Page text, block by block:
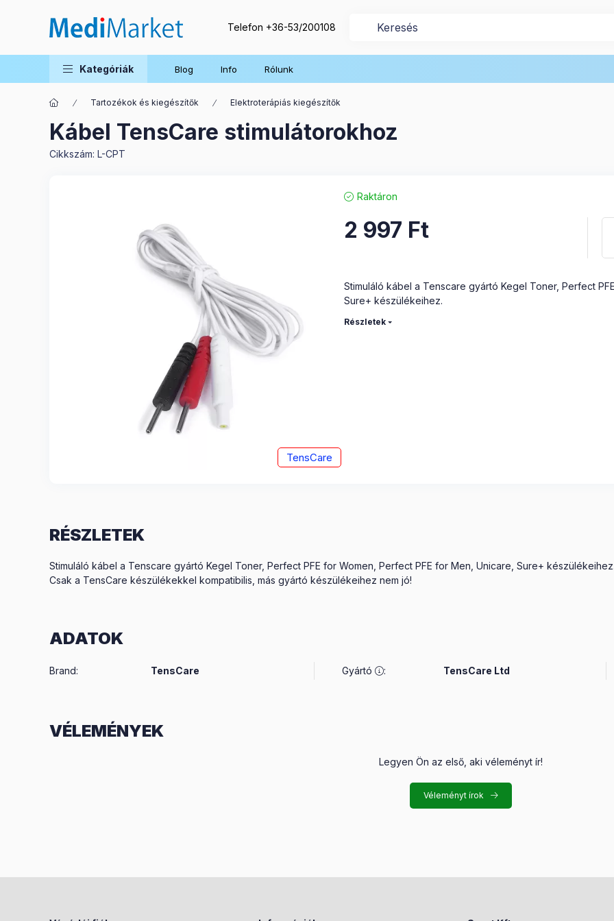
Telefon +36-53/200108
Kategóriák Blog Info Rólunk
Tartozékok és kiegészítők Elektroterápiás kiegészítők
Kábel TensCare stimulátorokhoz
Cikkszám: L-CPT
TensCare
Raktáron
2 997 Ft
Stimuláló kábel a Tenscare gyártó Kegel Toner, Perfect
Sure+ készülékeihez.
Részletek
RÉSZLETEK
Stimuláló kábel a Tenscare gyártó Kegel Toner, Perfect PFE for Women, Perfect PFE for Men, Unicare, Sure+
Csak a TensCare készülékekkel kompatibilis, más gyártó készülékeihez nem jó!
ADATOK
Brand: TensCare Gyártó : TensCare Ltd
VÉLEMÉNYEK
Legyen Ön az első, aki véleményt ír!
Véleményt írok